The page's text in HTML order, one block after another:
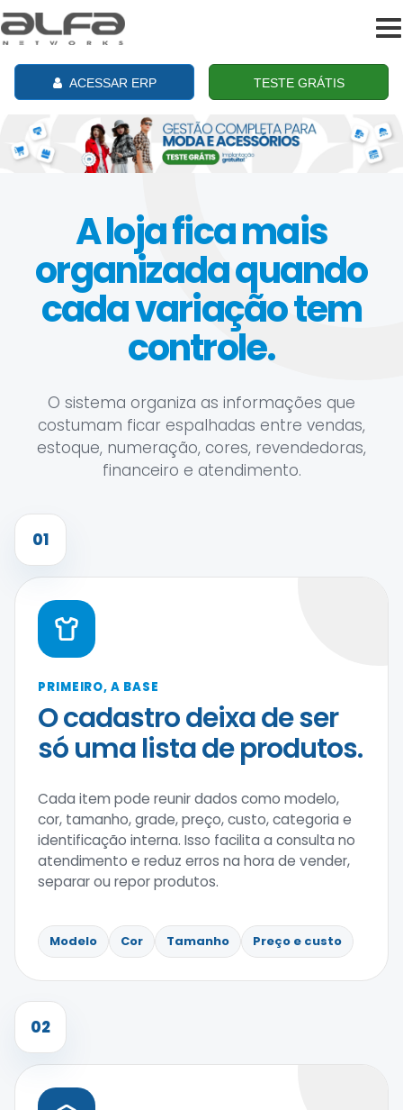
ACESSAR ERP TESTE GRÁTIS
A loja fica mais
organizada quando
cada variação tem
controle.
O sistema organiza as informações que
costumam ficar espalhadas entre vendas,
estoque, numeração, cores, revendedoras,
financeiro e atendimento.
01
PRIMEIRO, A BASE
O cadastro deixa de ser
só uma lista de produtos.
Cada item pode reunir dados como modelo,
cor, tamanho, grade, preço, custo, categoria e
identificação interna. Isso facilita a consulta no
atendimento e reduz erros na hora de vender,
separar ou repor produtos.
Modelo Cor Tamanho Preço e custo
02